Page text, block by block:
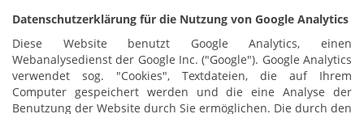
Datenschutzerklärung für die Nutzung von Google Analytics
Diese Website benutzt Google Analytics, einen
Webanalysedienst der Google Inc. ("Google"). Google Analytics
verwendet sog. "Cookies", Textdateien, die auf Ihrem
Computer gespeichert werden und die eine Analyse der
Benutzung der Website durch Sie ermöglichen. Die durch den